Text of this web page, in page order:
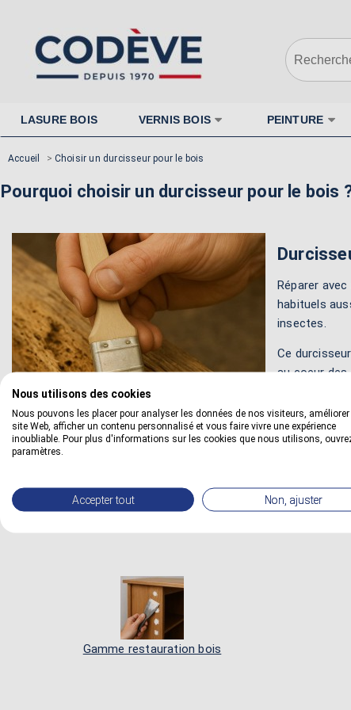
LASURE BOIS VERNIS BOIS PEINTURE
Accueil > Choisir un durcisseur pour le bois
Pourquoi choisir un durcisseur pour le bois
Réparer avec
habituels
insectes.
Ce
au coeur
Ce
d'eau sans
Ce
escaliers ou
vernis ou les peintures par exemple.
Gamme restauration bois
Nous utilisons des cookies
Nous pouvons les placer pour analyser les données de nos visiteurs,
site Web, afficher un contenu personnalisé et vous faire vivre une expérience
inoubliable. Pour plus d'informations sur les cookies que nous utilisons,
paramètres.
Accepter tout Non, ajuster